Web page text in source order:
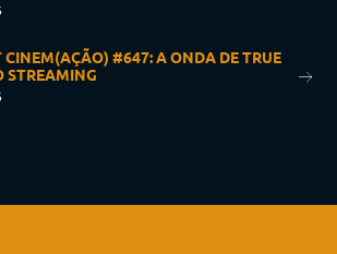
CINEM(AÇÃO) #647: A ONDA DE TRUE
STREAMING